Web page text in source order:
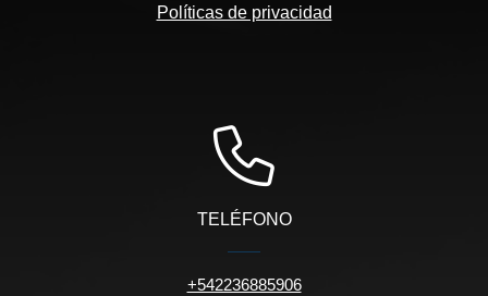
Políticas de privacidad
TELÉFONO
+542236885906